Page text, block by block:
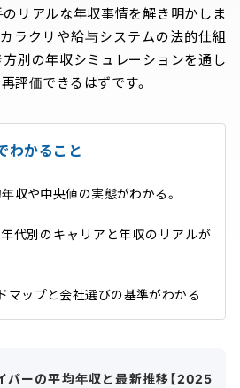
のリアルな年収事情を解き明かしま
ラクリや給与システムの法的仕組
方別の年収シミュレーションを通し
評価できるはずです。
わかること
収や中央値の実態がわかる。
代別のキャリアと年収のリアルが
マップと会社選びの基準がわかる
バーの平均年収と最新推移【2025